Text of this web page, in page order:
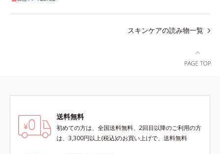
スキンケアの読み物一覧
送料無料
初めての方は、全国送料無料、2回目以降のご利用の方
は、3,300円以上(税込)のお買い上げで、送料無料